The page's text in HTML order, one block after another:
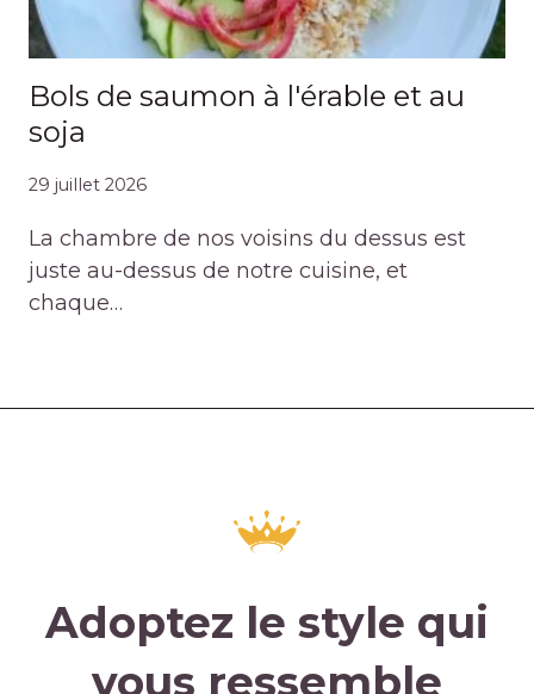
Bols de saumon à l'érable et au
soja
29 juillet 2026
La chambre de nos voisins du dessus est
juste au-dessus de notre cuisine, et
chaque…
Adoptez le style qui
vous ressemble